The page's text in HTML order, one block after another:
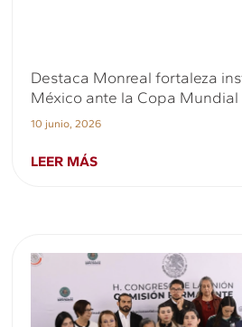
Destaca Monreal fortaleza
México ante la Copa Mundial
10 junio, 2026
LEER MÁS